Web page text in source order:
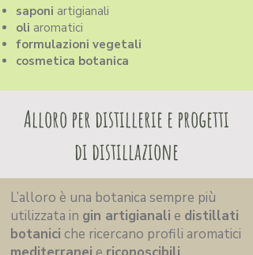
saponi artigianali
oli aromatici
formulazioni vegetali
cosmetica botanica
Alloro per distillerie e progetti
di distillazione
L’alloro è una botanica sempre più
utilizzata in gin artigianali e distillati
botanici che ricercano profili aromatici